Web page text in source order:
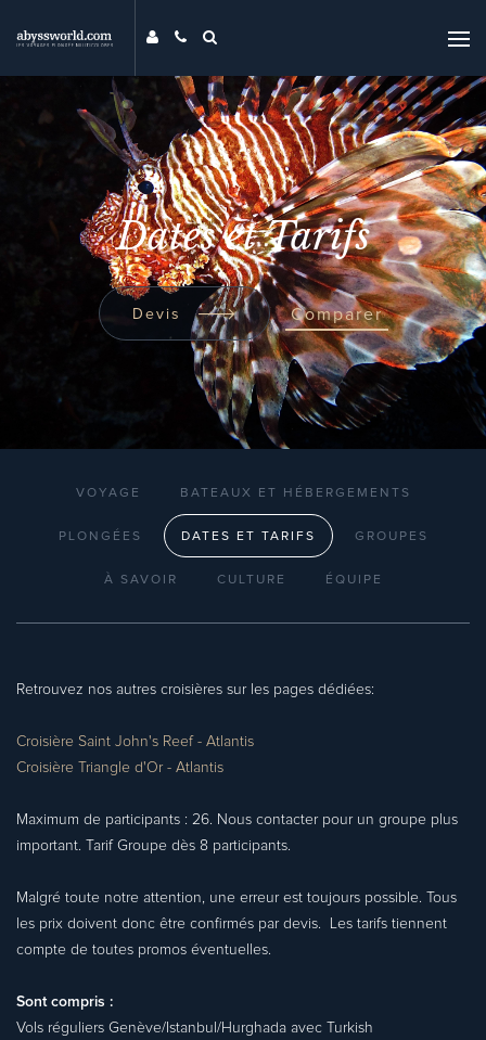
DESTINATIONS
THÉMATIQUES
PROMOS
MAG
MON ABYSS
CONTACT
COMPARER
UNIVERS ABYSS
RECHERCHER
EVENTS
Dates et Tarifs
Devis Comparer
VOYAGE BATEAUX ET HÉBERGEMENTS
PLONGÉES DATES ET TARIFS GROUPES
À SAVOIR CULTURE ÉQUIPE
Retrouvez nos autres croisières sur les pages dédiées:
Croisière Saint John's Reef - Atlantis
Croisière Triangle d'Or - Atlantis
Maximum de participants : 26. Nous contacter pour un groupe plus
important. Tarif Groupe dès 8 participants.
Malgré toute notre attention, une erreur est toujours possible. Tous
les prix doivent donc être confirmés par devis. Les tarifs tiennent
compte de toutes promos éventuelles.
Sont compris :
Vols réguliers Genève/Istanbul/Hurghada avec Turkish